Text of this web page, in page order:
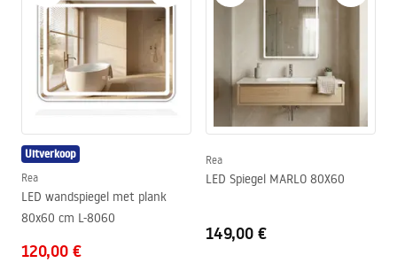
Uitverkoop
Rea
LED wandspiegel met plank
80x60 cm L-8060
120,00 €
Rea
LED Spiegel MARLO 80X60
149,00 €